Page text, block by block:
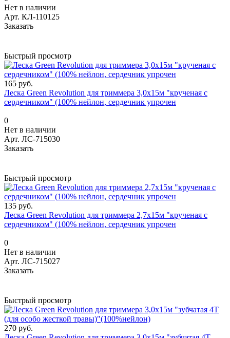
Нет в наличии
Арт. КЛ-110125
Заказать
Быстрый просмотр
165 руб.
Леска Green Revolution для триммера 3,0х15м "крученая с
сердечником" (100% нейлон, сердечник упрочен
0
Нет в наличии
Арт. ЛС-715030
Заказать
Быстрый просмотр
135 руб.
Леска Green Revolution для триммера 2,7х15м "крученая с
сердечником" (100% нейлон, сердечник упрочен
0
Нет в наличии
Арт. ЛС-715027
Заказать
Быстрый просмотр
270 руб.